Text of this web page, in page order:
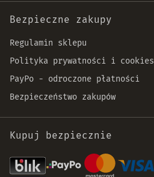
Bezpieczne zakupy
Regulamin sklepu
Polityka prywatności i cookies
PayPo - odroczone płatności
Bezpieczeństwo zakupów
Kupuj bezpiecznie